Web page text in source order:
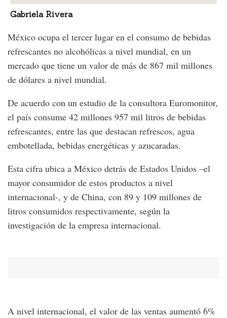
Gabriela Rivera
México ocupa el tercer lugar en el consumo de bebidas
refrescantes no alcohólicas a nivel mundial, en un
mercado que tiene un valor de más de 867 mil millones
de dólares a nivel mundial.
De acuerdo con un estudio de la consultora Euromonitor,
el país consume 42 millones 957 mil litros de bebidas
refrescantes, entre las que destacan refrescos, agua
embotellada, bebidas energéticas y azucaradas.
Esta cifra ubica a México detrás de Estados Unidos –el
mayor consumidor de estos productos a nivel
internacional-, y de China, con 89 y 109 millones de
litros consumidos respectivamente, según la
investigación de la empresa internacional.
A nivel internacional, el valor de las ventas aumentó 6%